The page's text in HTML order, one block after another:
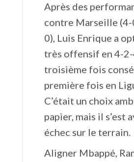
Après des
contre Marseille
0), Luis Enrique a
très offensif en 4-
troisième fois
première fois en
C’était un choix
papier, mais il s’est
échec sur le terrain.
Aligner Mbappé,